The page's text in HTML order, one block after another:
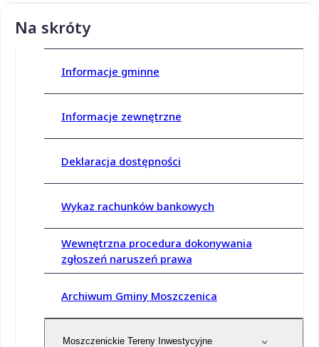
Na skróty
Informacje gminne
Informacje zewnętrzne
Deklaracja dostępności
Wykaz rachunków bankowych
Wewnętrzna procedura dokonywania
zgłoszeń naruszeń prawa
Archiwum Gminy Moszczenica
Moszczenickie Tereny Inwestycyjne